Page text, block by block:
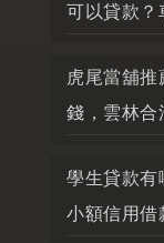
可以貸款？
虎尾當舖
錢，雲林合
學生貸款有
小額信用借